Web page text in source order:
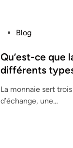
s
t
d
i
Blog
Qu’est-ce que
différents
La monnaie sert
d’échange, une…